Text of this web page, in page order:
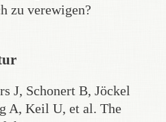
zu verewigen?
J, Schonert B, Jöckel
A, Keil U, et al. The